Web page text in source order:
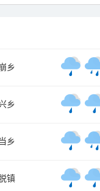
乡
乡
乡
镇